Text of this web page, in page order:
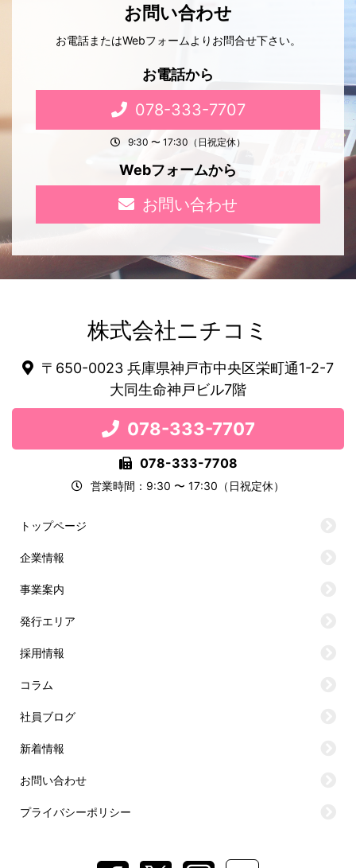
お問い合わせ
お電話またはWebフォームよりお問合せ下さい。
お電話から
078-333-7707
9:30 〜 17:30（日祝定休）
Webフォームから
お問い合わせ
株式会社ニチコミ
〒650-0023 兵庫県神戸市中央区栄町通1-2-7
大同生命神戸ビル7階
078-333-7707
078-333-7708
営業時間：9:30 〜 17:30（日祝定休）
トップページ
企業情報
事業案内
発行エリア
採用情報
コラム
社員ブログ
新着情報
お問い合わせ
プライバシーポリシー